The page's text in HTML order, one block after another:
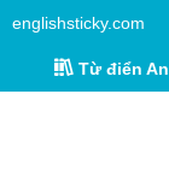
englishsticky.com
Từ điển